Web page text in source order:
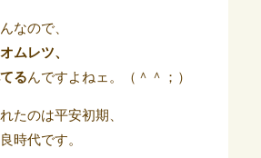
なので、
ムレツ、
るんですよねェ。（＾＾；）
たのは平安初期、
時代です。